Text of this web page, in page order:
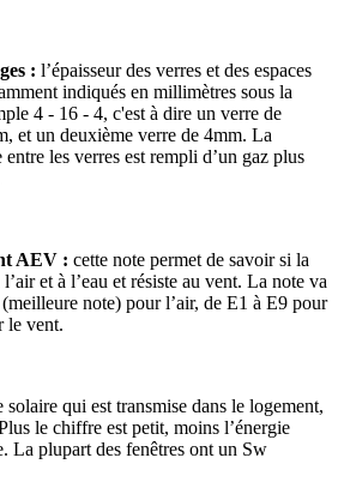
: l’épaisseur des verres et des espaces
indiqués en millimètres sous la
4 - 16 - 4, c'est à dire un verre de
et un deuxième verre de 4mm. La
entre les verres est rempli d’un gaz plus
AEV : cette note permet de savoir si la
et à l’eau et résiste au vent. La note va
note) pour l’air, de E1 à E9 pour
le vent.
solaire qui est transmise dans le logement,
le chiffre est petit, moins l’énergie
La plupart des fenêtres ont un Sw